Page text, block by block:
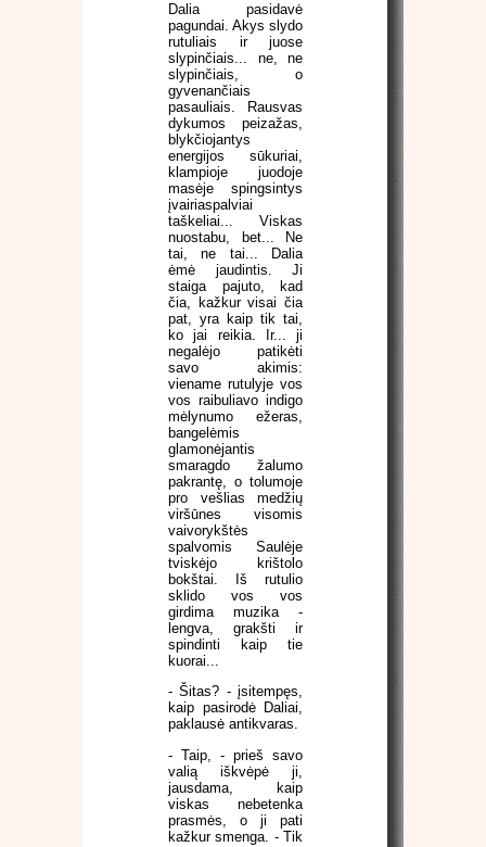
Dalia pasidavė
pagundai. Akys slydo
rutuliais ir juose
slypinčiais... ne, ne
slypinčiais, o
gyvenančiais
pasauliais. Rausvas
dykumos peizažas,
blykčiojantys
energijos sūkuriai,
klampioje juodoje
masėje spingsintys
įvairiaspalviai
taškeliai... Viskas
nuostabu, bet... Ne
tai, ne tai... Dalia
ėmė jaudintis. Ji
staiga pajuto, kad
čia, kažkur visai čia
pat, yra kaip tik tai,
ko jai reikia. Ir... ji
negalėjo patikėti
savo akimis:
viename rutulyje vos
vos raibuliavo indigo
mėlynumo ežeras,
bangelėmis
glamonėjantis
smaragdo žalumo
pakrantę, o tolumoje
pro vešlias medžių
viršūnes visomis
vaivorykštės
spalvomis Saulėje
tviskėjo krištolo
bokštai. Iš rutulio
sklido vos vos
girdima muzika -
lengva, grakšti ir
spindinti kaip tie
kuorai...
- Šitas? - įsitempęs,
kaip pasirodė Daliai,
paklausė antikvaras.
- Taip, - prieš savo
valią iškvėpė ji,
jausdama, kaip
viskas nebetenka
prasmės, o ji pati
kažkur smenga. - Tik